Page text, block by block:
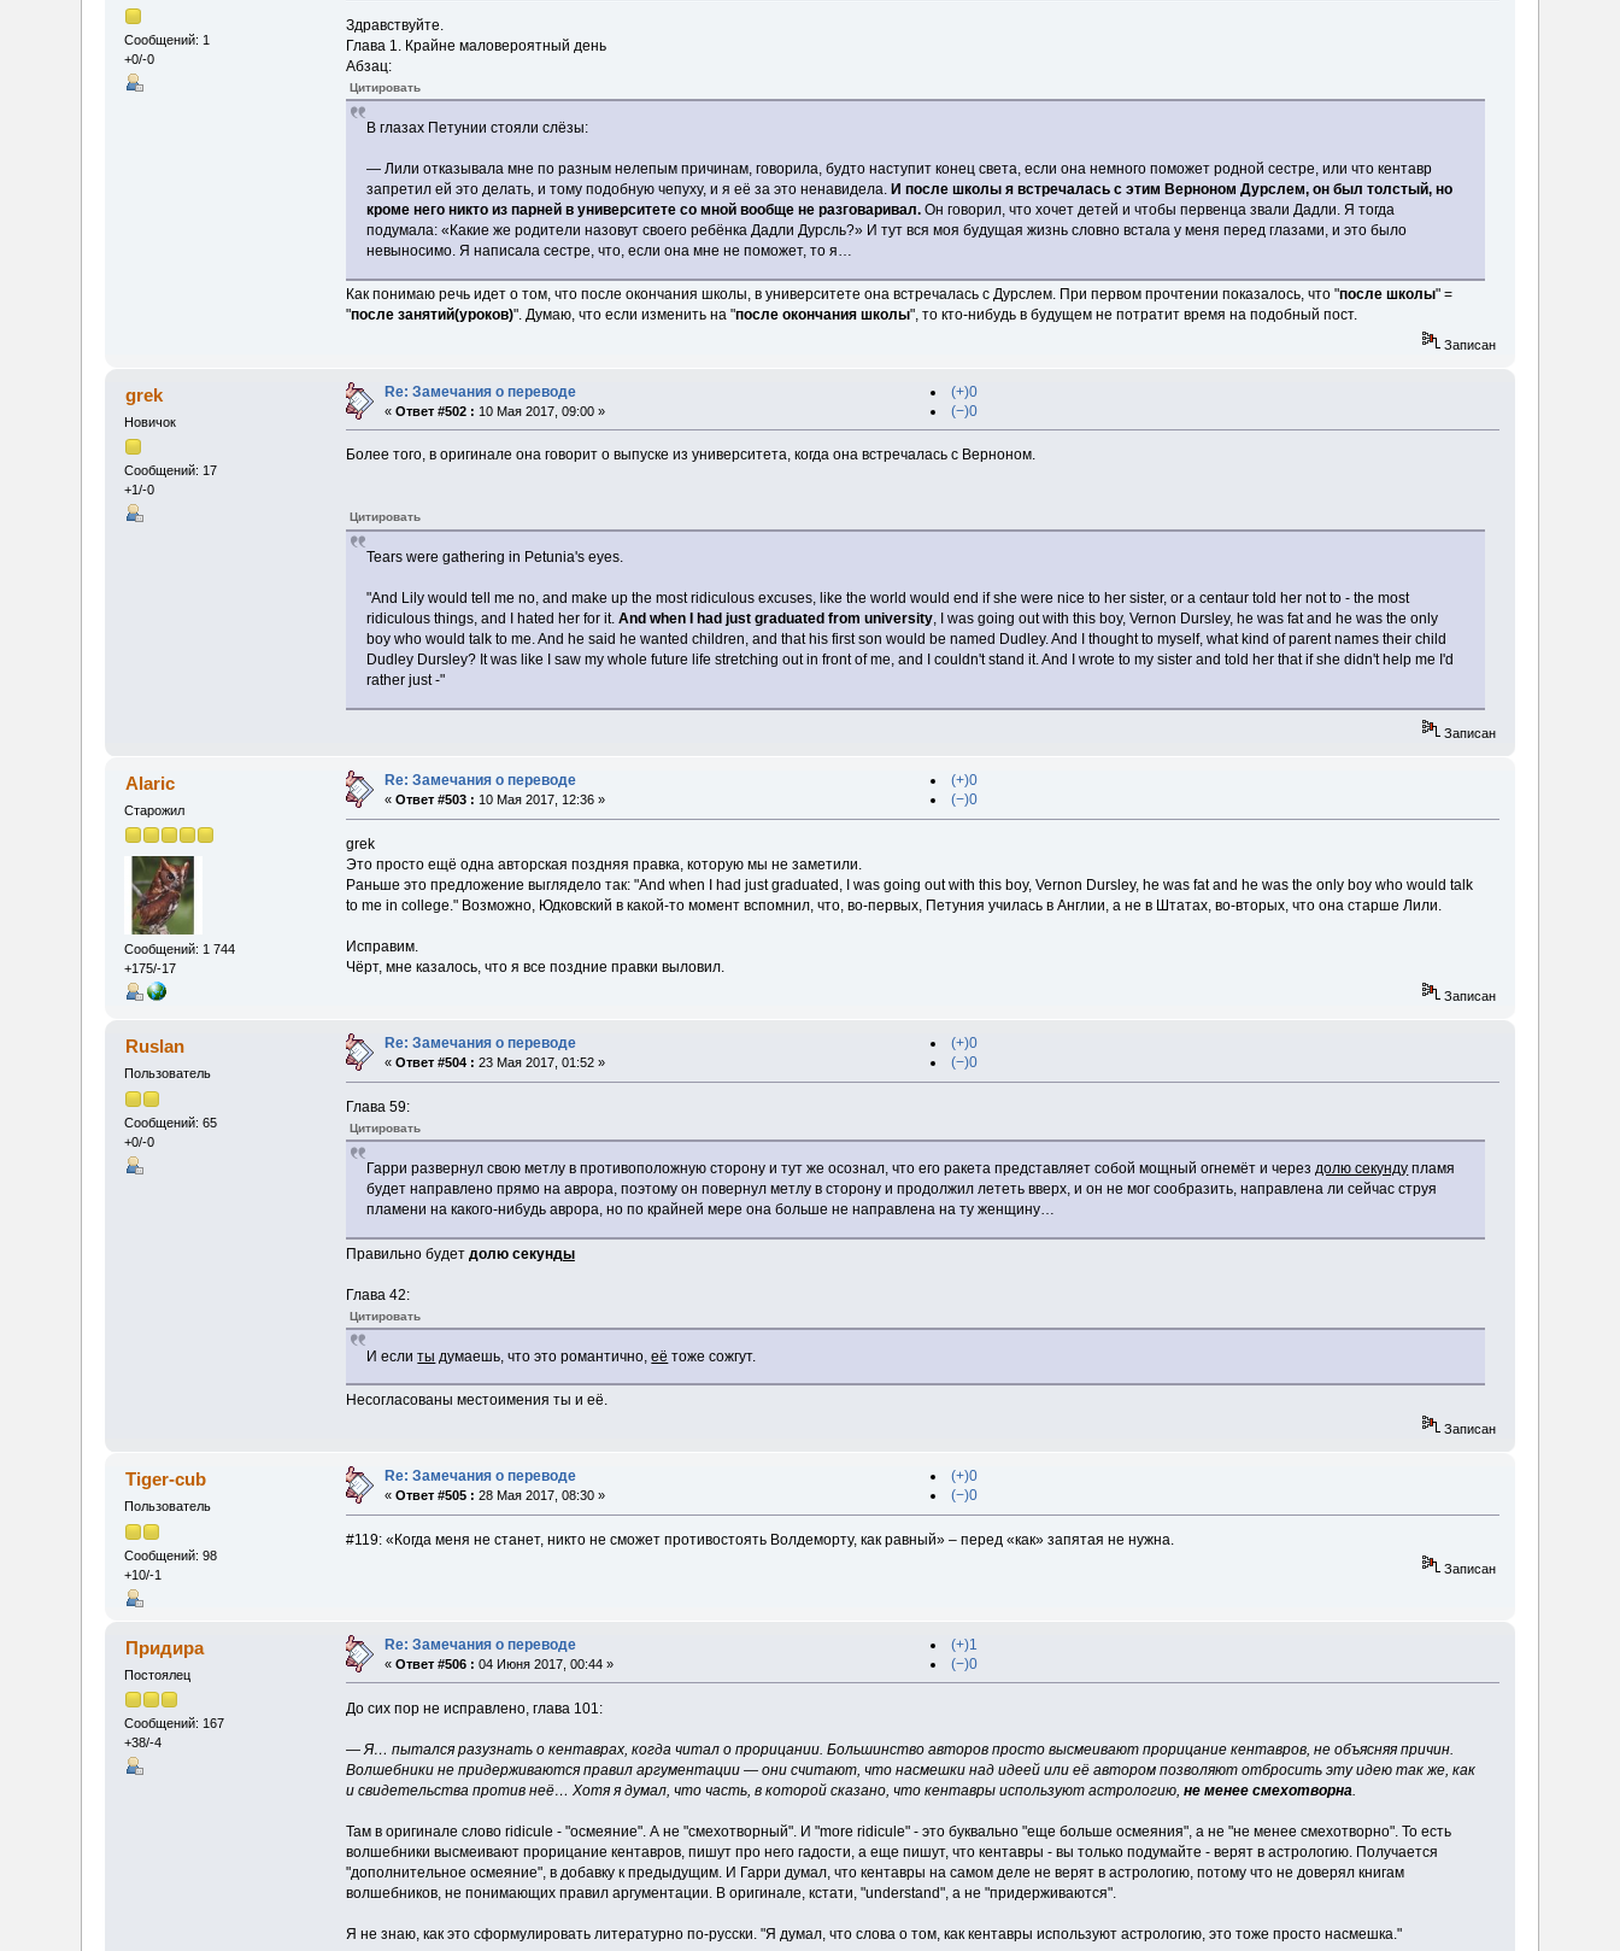
Сообщений: 1
+0/-0
Здравствуйте.
Глава 1. Крайне маловероятный день
Абзац:
Цитировать
В глазах Петунии стояли слёзы:
— Лили отказывала мне по разным нелепым причинам, говорила, будто наступит конец света, если она немного поможет родной сестре, или что кентавр
запретил ей это делать, и тому подобную чепуху, и я её за это ненавидела.И после школы я встречалась с этим Верноном Дурслем, он был толстый, но
кроме него никто из парней в университете со мной вообще не разговаривал. Он говорил, что хочет детей и чтобы первенца звали Дадли. Я тогда
подумала: «Какие же родители назовут своего ребёнка Дадли Дурсль?» И тут вся моя будущая жизнь словно встала у меня перед глазами, и это было
невыносимо. Я написала сестре, что, если она мне не поможет, то я…
Как понимаю речь идет о том, что после окончания школы, в университете она встречалась с Дурслем. При первом прочтении показалось, что "после школы" =
"после занятий(уроков)". Думаю, что если изменить на "после окончания школы", то кто-нибудь в будущем не потратит время на подобный пост.
Записан
grek
Новичок
Сообщений: 17
+1/-0
Re: Замечания о переводе
«Ответ #502 : 10 Мая 2017, 09:00 »
(+)0
(−)0
Более того, в оригинале она говорит о выпуске из университета, когда она встречалась с Верноном.
Цитировать
Tears were gathering in Petunia's eyes.
"And Lily would tell me no, and make up the most ridiculous excuses, like the world would end if she were nice to her sister, or a centaur told her not to - the most
ridiculous things, and I hated her for it.And when I had just graduated from university, I was going out with this boy, Vernon Dursley, he was fat and he was the only
boy who would talk to me. And he said he wanted children, and that his first son would be named Dudley. And I thought to myself, what kind of parent names their child
Dudley Dursley? It was like I saw my whole future life stretching out in front of me, and I couldn't stand it. And I wrote to my sister and told her that if she didn't help me I'd
rather just -"
Записан
Alaric
Старожил
Сообщений: 1 744
+175/-17
Re: Замечания о переводе
«Ответ #503 : 10 Мая 2017, 12:36 »
(+)0
(−)0
grek
Это просто ещё одна авторская поздняя правка, которую мы не заметили.
Раньше это предложение выглядело так: "And when I had just graduated, I was going out with this boy, Vernon Dursley, he was fat and he was the only boy who would talk
to me in college." Возможно, Юдковский в какой-то момент вспомнил, что, во-первых, Петуния училась в Англии, а не в Штатах, во-вторых, что она старше Лили.
Исправим.
Чёрт, мне казалось, что я все поздние правки выловил.
Записан
Ruslan
Пользователь
Сообщений: 65
+0/-0
Re: Замечания о переводе
«Ответ #504 : 23 Мая 2017, 01:52 »
(+)0
(−)0
Глава 59:
Цитировать
Гарри развернул свою метлу в противоположную сторону и тут же осознал, что его ракета представляет собой мощный огнемёт и черездолю секунду пламя
будет направлено прямо на аврора, поэтому он повернул метлу в сторону и продолжил лететь вверх, и он не мог сообразить, направлена ли сейчас струя
пламени на какого-нибудь аврора, но по крайней мере она больше не направлена на ту женщину…
Правильно будет долю секунды
Глава 42:
Цитировать
И еслиты думаешь, что это романтично,её тоже сожгут.
Несогласованы местоимения ты и её.
Записан
Tiger-cub
Пользователь
Сообщений: 98
+10/-1
Re: Замечания о переводе
«Ответ #505 : 28 Мая 2017, 08:30 »
(+)0
(−)0
#119: «Когда меня не станет, никто не сможет противостоять Волдеморту, как равный» – перед «как» запятая не нужна.
Записан
Придира
Постоялец
Сообщений: 167
+38/-4
Re: Замечания о переводе
«Ответ #506 : 04 Июня 2017, 00:44 »
(+)1
(−)0
До сих пор не исправлено, глава 101:
— Я… пытался разузнать о кентаврах, когда читал о прорицании. Большинство авторов просто высмеивают прорицание кентавров, не объясняя причин.
Волшебники не придерживаются правил аргументации — они считают, что насмешки над идеей или её автором позволяют отбросить эту идею так же, как
и свидетельства против неё… Хотя я думал, что часть, в которой сказано, что кентавры используют астрологию, не менее смехотворна
Там в оригинале слово ridicule - "осмеяние". А не "смехотворный". И "more ridicule" - это буквально "еще больше осмеяния", а не "не менее смехотворно". То есть
волшебники высмеивают прорицание кентавров, пишут про него гадости, а еще пишут, что кентавры - вы только подумайте - верят в астрологию. Получается
"дополнительное осмеяние", в добавку к предыдущим. И Гарри думал, что кентавры на самом деле не верят в астрологию, потому что не доверял книгам
волшебников, не понимающих правил аргументации. В оригинале, кстати, "understand", а не "придерживаются".
Я не знаю, как это сформулировать литературно по-русски. "Я думал, что слова о том, как кентавры используют астрологию, это тоже просто насмешка."